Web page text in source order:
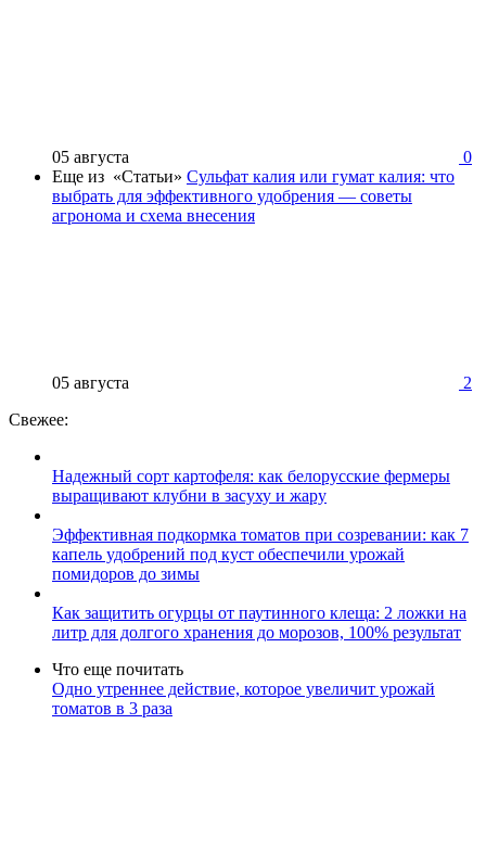
05 августа
0
Еще из «Статьи» Сульфат калия или гумат калия: что
выбрать для эффективного удобрения — советы
агронома и схема внесения
05 августа
2
Свежее:
Надежный сорт картофеля: как белорусские фермеры
выращивают клубни в засуху и жару
Эффективная подкормка томатов при созревании: как 7
капель удобрений под куст обеспечили урожай
помидоров до зимы
Как защитить огурцы от паутинного клеща: 2 ложки на
литр для долгого хранения до морозов, 100% результат
Что еще почитать
Одно утреннее действие, которое увеличит урожай
томатов в 3 раза